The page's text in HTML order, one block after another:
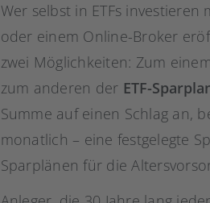
Wer selbst in ETFs investieren
oder einem Online-Broker
zwei Möglichkeiten: Zum
zum anderen der ETF-
Summe auf einen Schlag an,
monatlich – eine festgelegte
Sparplänen für die